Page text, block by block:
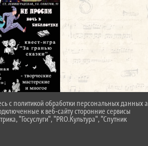
с политикой обработки персональных данных а
к веб-сайту сторонние сервисы
"Госуслуги", "PRO.Культура", "Спутник